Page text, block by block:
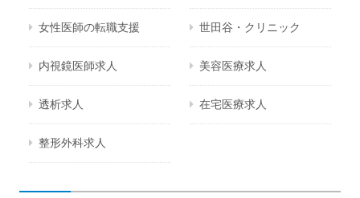
女性医師の転職支援 世田谷・クリニック
内視鏡医師求人 美容医療求人
透析求人 在宅医療求人
整形外科求人